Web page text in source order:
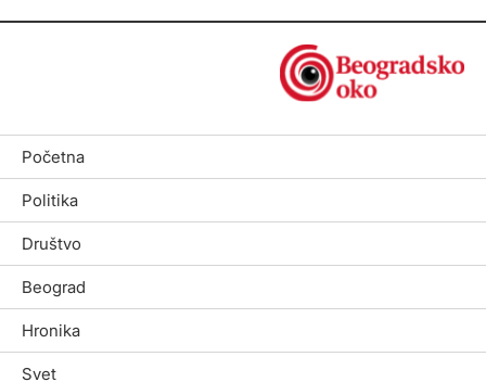
Početna
Politika
Društvo
Beograd
Hronika
Svet